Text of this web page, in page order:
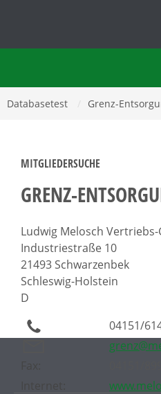
Databasetest Grenz-
MITGLIEDERSUCHE
GRENZ-
Ludwig Melosch Vertriebs-
Industriestraße 10
21493 Schwarzenbek
Schleswig-Holstein
D
04151/